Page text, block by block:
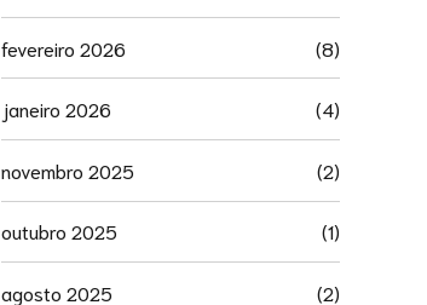
fevereiro 2026 (8)
janeiro 2026 (4)
novembro 2025 (2)
outubro 2025 (1)
agosto 2025 (2)